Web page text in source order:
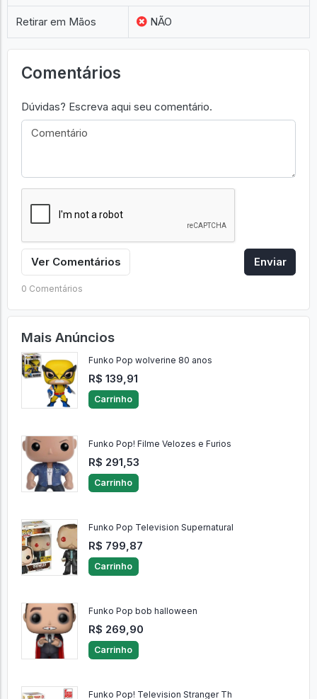
Retirar em Mãos NÃO
Comentários
Dúvidas? Escreva aqui seu comentário.
Ver Comentários Enviar
0 Comentários
Mais Anúncios
Funko Pop wolverine 80 anos
R$ 139,91
Carrinho
Funko Pop! Filme Velozes e Furios
R$ 291,53
Carrinho
Funko Pop Television Supernatural
R$ 799,87
Carrinho
Funko Pop bob halloween
R$ 269,90
Carrinho
Funko Pop! Television Stranger Th